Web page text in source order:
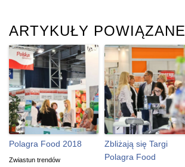
ARTYKUŁY POWIĄZANE
Polagra Food 2018
Zwiastun trendów
Zbliżają się Targi
Polagra Food